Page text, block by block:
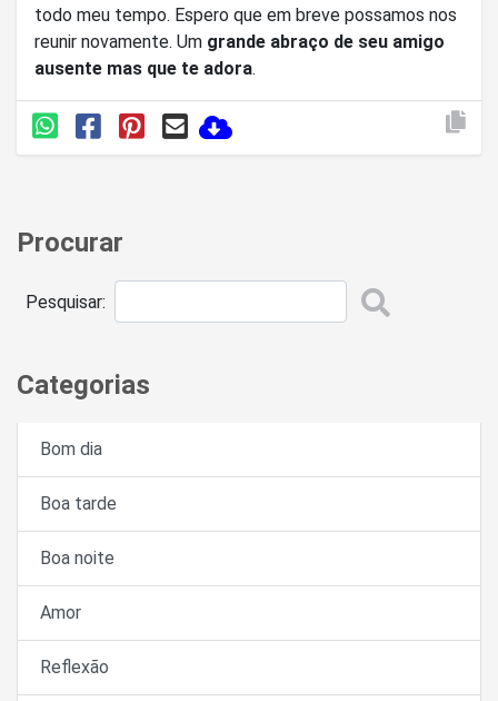
todo meu tempo. Espero que em breve possamos nos
reunir novamente. Um grande abraço de seu amigo
ausente mas que te adora.
Procurar
Pesquisar:
Categorias
Bom dia
Boa tarde
Boa noite
Amor
Reflexão